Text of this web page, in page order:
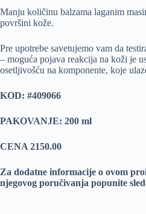
Manju količinu balzama laganim
površini kože.
Pre upotrebe savetujemo vam da
– moguća pojava reakcija na koži je
osetljivošću na komponente, koje
KOD: #409066
PAKOVANJE: 200 ml
CENA 2150.00
Za dodatne informacije o ovom
njegovog poručivanja popunite